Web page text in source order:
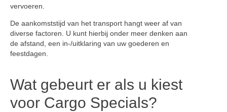
vervoeren.
De aankomststijd van het transport hangt weer af van
diverse factoren. U kunt hierbij onder meer denken aan
de afstand, een in-/uitklaring van uw goederen en
feestdagen.
Wat gebeurt er als u kiest
voor Cargo Specials?